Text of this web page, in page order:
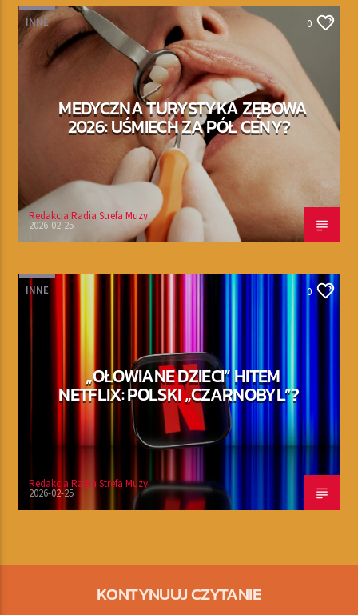
INNE 0
MEDYCZNA TURYSTYKA ZĘBOWA
2026: UŚMIECH ZA PÓŁ CENY?
Redakcja Radia Strefa Muzy
2026-02-25
INNE 0
„OŁOWIANE DZIECI” HITEM
NETFLIX: POLSKI „CZARNOBYL”?
Redakcja Radia Strefa Muzy
2026-02-25
KONTYNUUJ CZYTANIE